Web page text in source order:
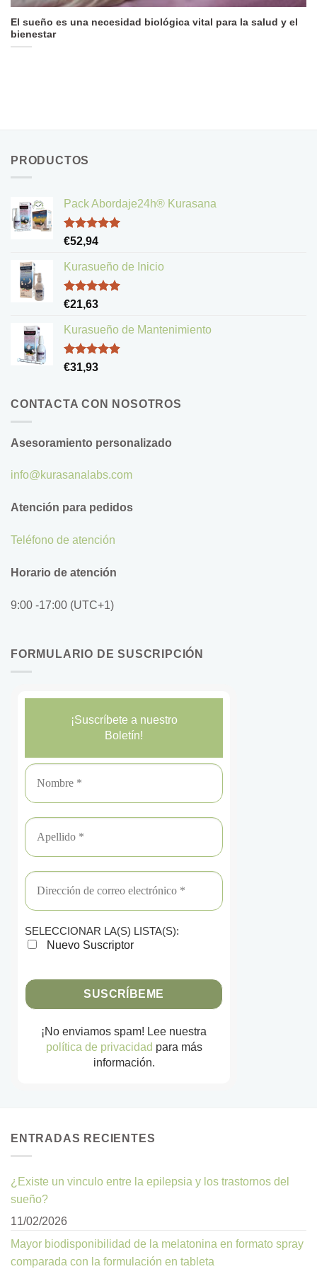
El sueño es una necesidad biológica vital para la salud y el
bienestar
PRODUCTOS
Pack Abordaje24h® Kurasana
Valorado
de 5
€52,94
Kurasueño de Inicio
Valorado
de 5
€21,63
Kurasueño de Mantenimiento
Valorado
€31,93
CONTACTA CON NOSOTROS
Asesoramiento personalizado
info@kurasanalabs.com
Atención para pedidos
Teléfono de atención
Horario de atención
9:00 -17:00 (UTC+1)
FORMULARIO DE SUSCRIPCIÓN
¡Suscríbete a nuestro
Boletín!
SELECCIONAR LA(S) LISTA(S):
Nuevo Suscriptor
¡No enviamos spam! Lee nuestra
política de privacidad para más
información.
ENTRADAS RECIENTES
¿Existe un vinculo entre la epilepsia y los trastornos del
sueño?
11/02/2026
Mayor biodisponibilidad de la melatonina en formato spray
comparada con la formulación en tableta